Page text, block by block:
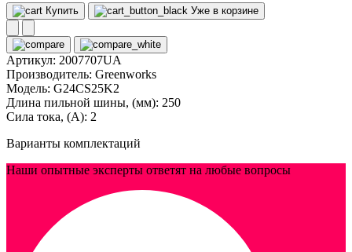
Купить Уже в корзине
Артикул: 2007707UA
Производитель: Greenworks
Модель: G24CS25K2
Длина пильной шины, (мм): 250
Сила тока, (А): 2
Варианты комплектаций
Наши опытные эксперты ответят на любые вопросы